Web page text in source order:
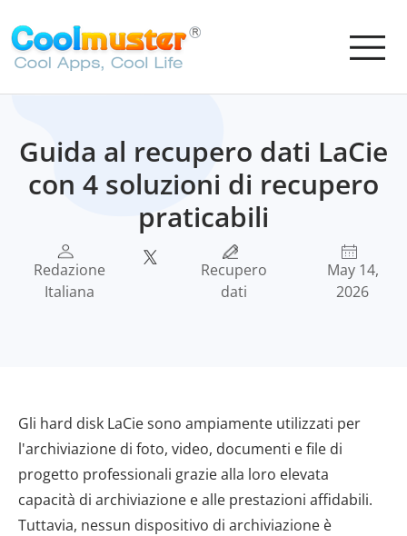
Guida al recupero dati LaCie
con 4 soluzioni di recupero
praticabili
Redazione
Italiana
Recupero
dati
May 14,
2026
Gli hard disk LaCie sono ampiamente utilizzati per
l'archiviazione di foto, video, documenti e file di
progetto professionali grazie alla loro elevata
capacità di archiviazione e alle prestazioni affidabili.
Tuttavia, nessun dispositivo di archiviazione è